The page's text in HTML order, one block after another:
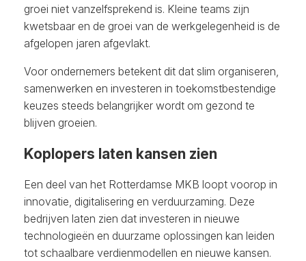
groei niet vanzelfsprekend is. Kleine teams zijn
kwetsbaar en de groei van de werkgelegenheid is de
afgelopen jaren afgevlakt.
Voor ondernemers betekent dit dat slim organiseren,
samenwerken en investeren in toekomstbestendige
keuzes steeds belangrijker wordt om gezond te
blijven groeien.
Koplopers laten kansen zien
Een deel van het Rotterdamse MKB loopt voorop in
innovatie, digitalisering en verduurzaming. Deze
bedrijven laten zien dat investeren in nieuwe
technologieën en duurzame oplossingen kan leiden
tot schaalbare verdienmodellen en nieuwe kansen.